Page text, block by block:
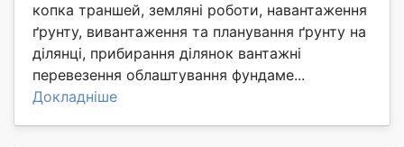
копка траншей, земляні роботи, навантаження
ґрунту, вивантаження та планування ґрунту на
ділянці, прибирання ділянок вантажні
перевезення облаштування фундаме...
Докладніше